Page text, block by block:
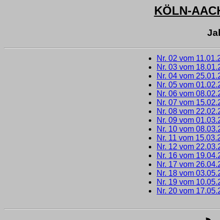
KÖLN-
Nr. 02 vom
Nr. 03 vom
Nr. 04 vom
Nr. 05 vom
Nr. 06 vom
Nr. 07 vom
Nr. 08 vom
Nr. 09 vom
Nr. 10 vom
Nr. 11 vom
Nr. 12 vom
Nr. 16 vom
Nr. 17 vom
Nr. 18 vom
Nr. 19 vom
Nr. 20 vom